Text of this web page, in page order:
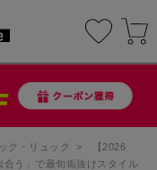
ク・リュック >
【2026
う」で最旬垢抜けスタイル